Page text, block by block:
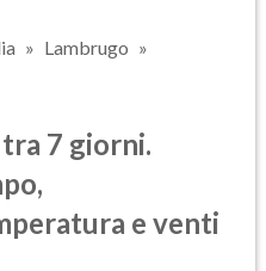
Lambrugo
7 giorni.
e venti